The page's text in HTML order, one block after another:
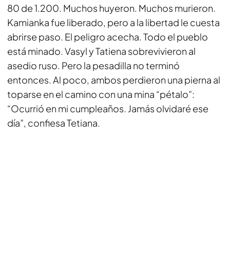
80 de 1.200. Muchos huyeron. Muchos murieron.
Kamianka fue liberado, pero a la libertad le cuesta
abrirse paso. El peligro acecha. Todo el pueblo
está minado. Vasyl y Tatiena sobrevivieron al
asedio ruso. Pero la pesadilla no terminó
entonces. Al poco, ambos perdieron una pierna al
toparse en el camino con una mina “pétalo”:
“Ocurrió en mi cumpleaños. Jamás olvidaré ese
día”, confiesa Tetiana.